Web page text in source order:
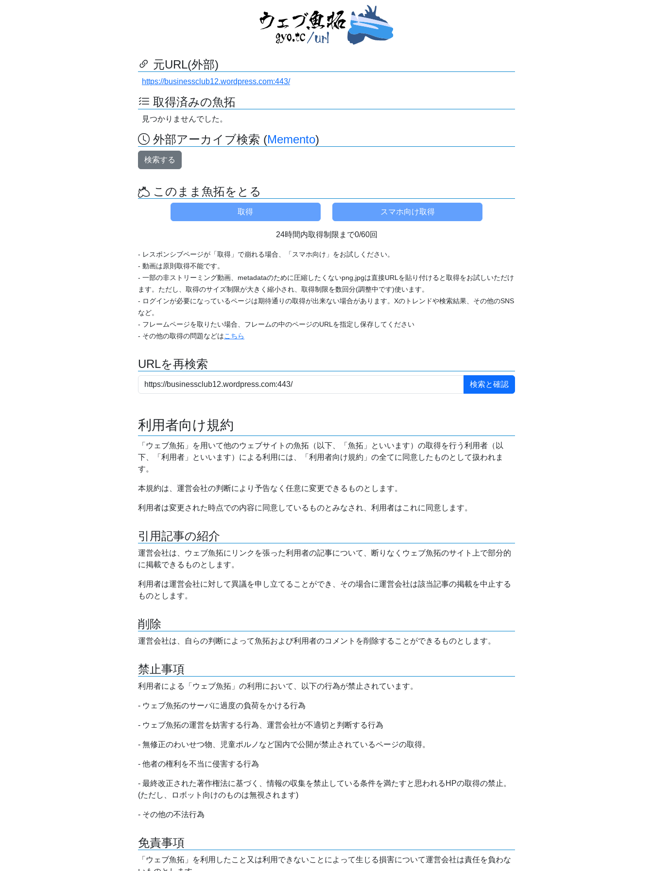
元URL(外部)
https://businessclub12.wordpress.com:443/
取得済みの魚拓
見つかりませんでした。
外部アーカイブ検索 (Memento)
検索する
このまま魚拓をとる
24時間内取得制限まで0/60回
- レスポンシブページが「取得」で崩れる場合、「スマホ向け」をお試しください。
- 動画は原則取得不能です。
- 一部の非ストリーミング動画、metadataのために圧縮したくないpng,jpgは直接URLを貼り付けると取得をお試しいただけ
ます。ただし、取得のサイズ制限が大きく縮小され、取得制限を数回分(調整中です)使います。
- ログインが必要になっているページは期待通りの取得が出来ない場合があります。Xのトレンドや検索結果、その他のSNS
など。
- フレームページを取りたい場合、フレームの中のページのURLを指定し保存してください
- その他の取得の問題などはこちら
URLを再検索
利用者向け規約
「ウェブ魚拓」を用いて他のウェブサイトの魚拓（以下、「魚拓」といいます）の取得を行う利用者（以
下、「利用者」といいます）による利用には、「利用者向け規約」の全てに同意したものとして扱われま
す。
本規約は、運営会社の判断により予告なく任意に変更できるものとします。
利用者は変更された時点での内容に同意しているものとみなされ、利用者はこれに同意します。
引用記事の紹介
運営会社は、ウェブ魚拓にリンクを張った利用者の記事について、断りなくウェブ魚拓のサイト上で部分的
に掲載できるものとします。
利用者は運営会社に対して異議を申し立てることができ、その場合に運営会社は該当記事の掲載を中止する
ものとします。
削除
運営会社は、自らの判断によって魚拓および利用者のコメントを削除することができるものとします。
禁止事項
利用者による「ウェブ魚拓」の利用において、以下の行為が禁止されています。
- ウェブ魚拓のサーバに過度の負荷をかける行為
- ウェブ魚拓の運営を妨害する行為、運営会社が不適切と判断する行為
- 無修正のわいせつ物、児童ポルノなど国内で公開が禁止されているページの取得。
- 他者の権利を不当に侵害する行為
- 最終改正された著作権法に基づく、情報の収集を禁止している条件を満たすと思われるHPの取得の禁止。
(ただし、ロボット向けのものは無視されます)
- その他の不法行為
免責事項
「ウェブ魚拓」を利用したこと又は利用できないことによって生じる損害について運営会社は責任を負わな